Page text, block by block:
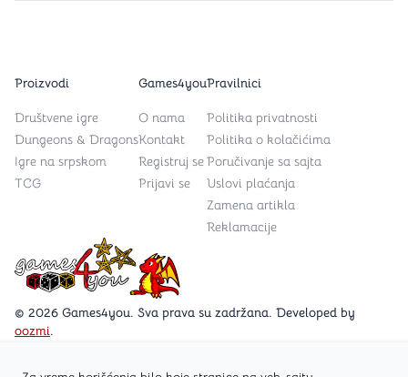
Games4you logo
© 2026 Games4you. Sva prava su zadržana. Developed by
oozmi.
Proizvodi
Društvene igre
Dungeons & Dragons
Igre na srpskom
TCG
Games4you
O nama
Kontakt
Registruj se
Prijavi se
Pravilnici
Politika privatnosti
Politika o kolačićima
Poručivanje sa sajta
Uslovi plaćanja
Zamena artikla
Reklamacije